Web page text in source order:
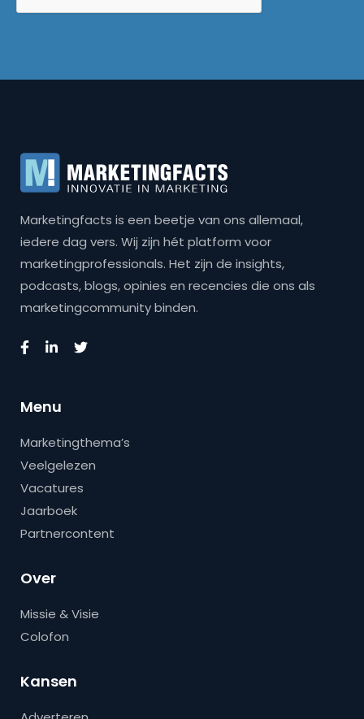
Marketingfacts is een beetje van ons allemaal,
iedere dag vers. Wij zijn hét platform voor
marketingprofessionals. Het zijn de insights,
podcasts, blogs, opinies en recencies die ons als
marketingcommunity binden.
Menu
Marketingthema’s
Veelgelezen
Vacatures
Jaarboek
Partnercontent
Over
Missie & Visie
Colofon
Kansen